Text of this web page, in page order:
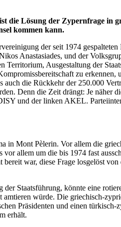
die Lösung der Zypernfrage in
kommen kann.
der seit 1974
Anastasiades, und der
Ausgestaltung der
zu
die Rückkehr der 250.000
Denn die Zeit drängt: Je näher
und der linken AKEL.
Mont Pèlerin. Vor allem die
allem um die bis 1974 fast
war, diese Frage losgelöst
Staatsführung, könnte eine
würde. Die griechisch-
Präsidenten und einen
erhält.